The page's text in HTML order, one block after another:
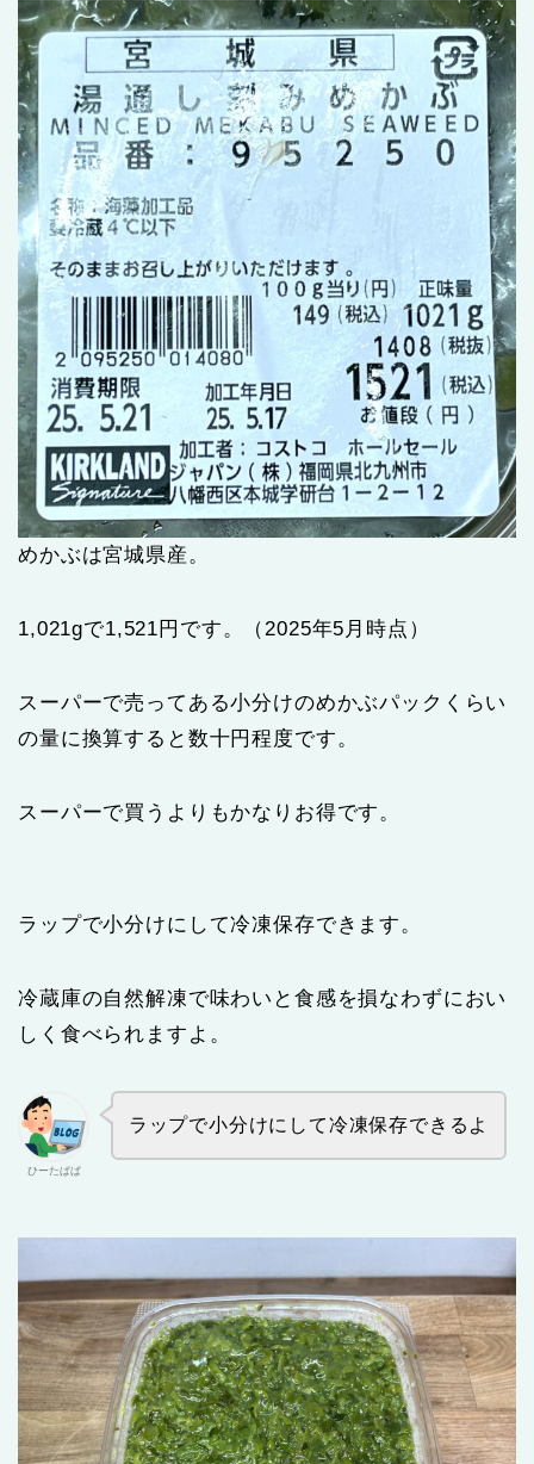
めかぶは宮城県産。
1,021gで1,521円です。（2025年5月時点）
スーパーで売ってある小分けのめかぶパックくらい
の量に換算すると数十円程度です。
スーパーで買うよりもかなりお得です。
ラップで小分けにして冷凍保存できます。
冷蔵庫の自然解凍で味わいと食感を損なわずにおい
しく食べられますよ。
ひーたぱぱ
ラップで小分けにして冷凍保存できるよ